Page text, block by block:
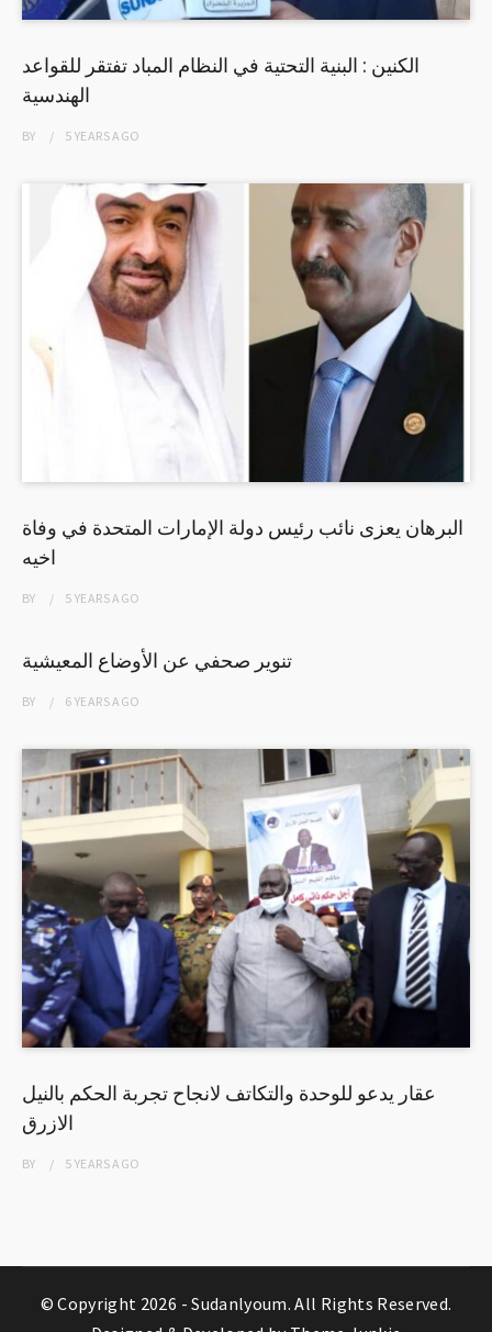
الكنين : البنية التحتية في النظام المباد تفتقر للقواعد
الهندسية
BY 5 YEARSAGO
البرهان يعزى نائب رئيس دولة الإمارات المتحدة في وفاة
اخيه
BY 5 YEARSAGO
تنوير صحفي عن الأوضاع المعيشية
BY 6 YEARSAGO
عقار يدعو للوحدة والتكاتف لانجاح تجربة الحكم بالنيل
الازرق
BY 5 YEARSAGO
© Copyright 2026 -Sudanlyoum. All Rights Reserved.